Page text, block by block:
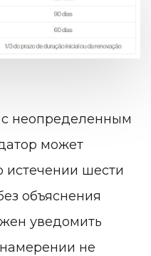
неопределенным
может
истечении шести
объяснения
уведомить
не